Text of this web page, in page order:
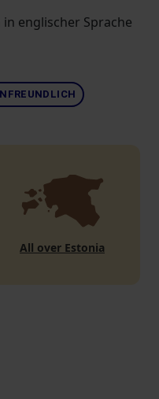
englischer Sprache
All over Estonia